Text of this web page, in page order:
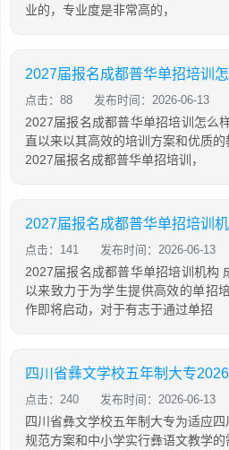
业的，专业度是非常高的，
2027届报名成都普华单招培训
点击：88 发布时间：2026-06-13
2027届报名成都普华单招培训怎么
直以来以其高效的培训方案和优质的
2027届报名成都普华单招培训，
2027届报名成都普华单招培训
点击：141 发布时间：2026-06-13
2027届报名成都普华单招培训机构
以来致力于为学生提供高效的单招
作即将启动，对于有志于通过单招
点击：240 发布时间：2026-06-13
四川省彝文学校五年制大专为适应
规范方案和中小学实行彝语文教学